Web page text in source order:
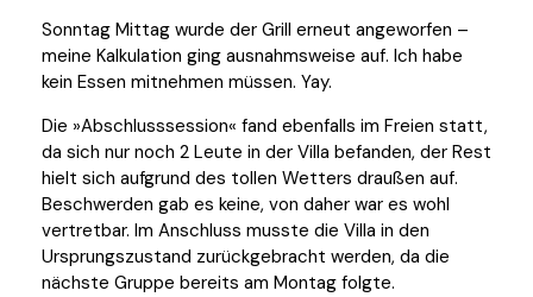
Sonntag Mittag wurde der Grill erneut angeworfen –
meine Kalkulation ging ausnahmsweise auf. Ich habe
kein Essen mitnehmen müssen. Yay.
Die »Abschlusssession« fand ebenfalls im Freien statt,
da sich nur noch 2 Leute in der Villa befanden, der Rest
hielt sich aufgrund des tollen Wetters draußen auf.
Beschwerden gab es keine, von daher war es wohl
vertretbar. Im Anschluss musste die Villa in den
Ursprungszustand zurückgebracht werden, da die
nächste Gruppe bereits am Montag folgte.